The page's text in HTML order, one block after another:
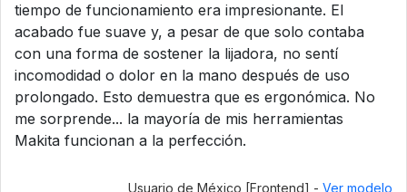
tiempo de funcionamiento era impresionante. El
acabado fue suave y, a pesar de que solo contaba
con una forma de sostener la lijadora, no sentí
incomodidad o dolor en la mano después de uso
prolongado. Esto demuestra que es ergonómica. No
me sorprende... la mayoría de mis herramientas
Makita funcionan a la perfección.
Usuario de México [Frontend] - Ver modelo